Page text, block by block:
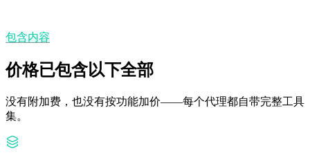
包含内容
价格已包含以下全部
没有附加费，也没有按功能加价——每个代理都自带完整工具
集。